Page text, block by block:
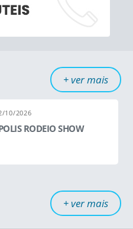
+ ver mais
10/2026
RODEIO SHOW
+ ver mais